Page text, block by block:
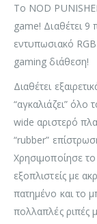
Το NOD
game! Διαθέτει 9
εντυπωσιακό
gaming διάθεση!
Διαθέτει
“αγκαλιάζει” όλο
wide αριστερό
“rubber”
Χρησιμοποίησε
εξοπλιστείς με
πατημένο και το
πολλαπλές ριπές